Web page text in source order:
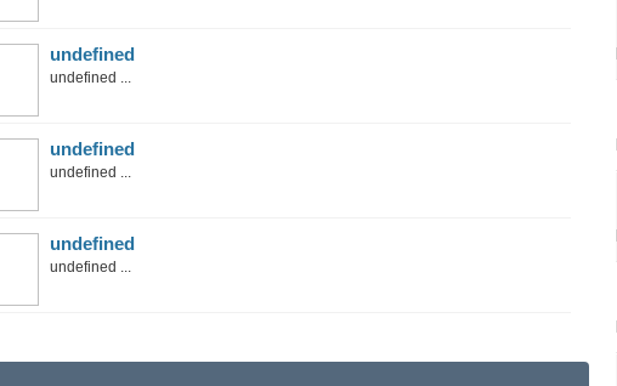
undefined
undefined ...
undefined
undefined ...
undefined
undefined ...